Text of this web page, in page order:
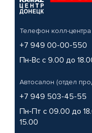
Телефон колл-центра
+7 949 00-00-550
Пн-Вс с 9.00 до
Автосалон (отдел
+7 949 503-45-55
Пн-Пт с 09.00 до
15.00